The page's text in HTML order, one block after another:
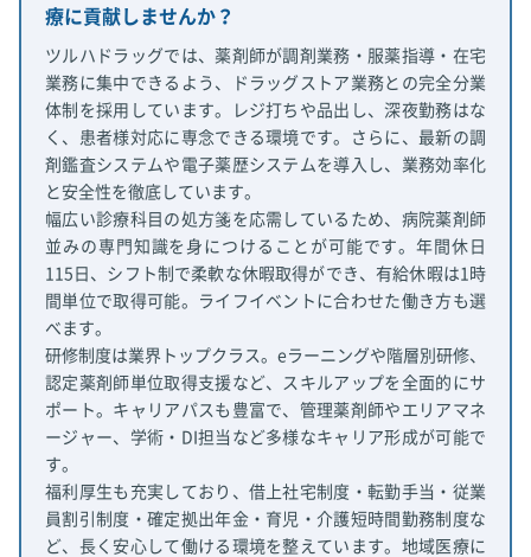
療に貢献しませんか？
ツルハドラッグでは、薬剤師が調剤業務・服薬指導・在宅
業務に集中できるよう、ドラッグストア業務との完全分業
体制を採用しています。レジ打ちや品出し、深夜勤務はな
く、患者様対応に専念できる環境です。さらに、最新の調
剤鑑査システムや電子薬歴システムを導入し、業務効率化
と安全性を徹底しています。
幅広い診療科目の処方箋を応需しているため、病院薬剤師
並みの専門知識を身につけることが可能です。年間休日
115日、シフト制で柔軟な休暇取得ができ、有給休暇は1時
間単位で取得可能。ライフイベントに合わせた働き方も選
べます。
研修制度は業界トップクラス。eラーニングや階層別研修、
認定薬剤師単位取得支援など、スキルアップを全面的にサ
ポート。キャリアパスも豊富で、管理薬剤師やエリアマネ
ージャー、学術・DI担当など多様なキャリア形成が可能で
す。
福利厚生も充実しており、借上社宅制度・転勤手当・従業
員割引制度・確定拠出年金・育児・介護短時間勤務制度な
ど、長く安心して働ける環境を整えています。地域医療に